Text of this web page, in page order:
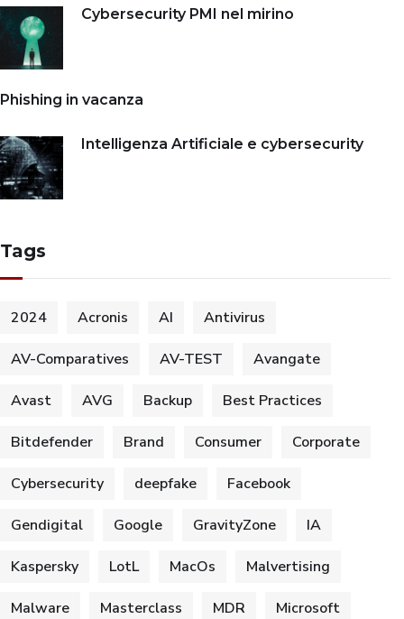
Cybersecurity PMI nel mirino
Phishing in vacanza
Intelligenza Artificiale e cybersecurity
Tags
2024 Acronis AI Antivirus
AV-Comparatives AV-TEST Avangate
Avast AVG Backup Best Practices
Bitdefender Brand Consumer Corporate
Cybersecurity deepfake Facebook
Gendigital Google GravityZone IA
Kaspersky LotL MacOs Malvertising
Malware Masterclass MDR Microsoft